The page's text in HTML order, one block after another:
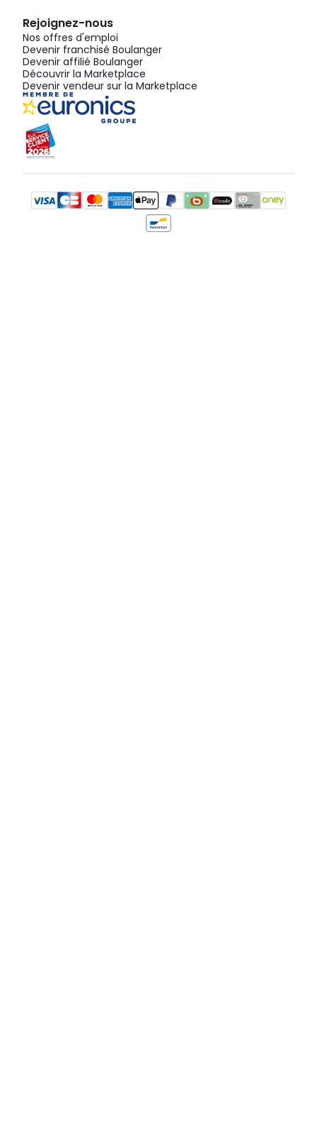
Rejoignez-nous
Nos offres d'emploi
Devenir franchisé Boulanger
Devenir affilié Boulanger
Découvrir la Marketplace
Devenir vendeur sur la Marketplace